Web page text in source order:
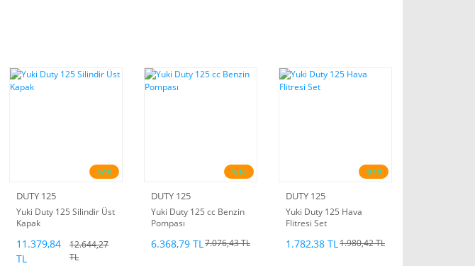
%10
DUTY 125
Yuki Duty 125 Silindir Üst
Kapak
11.379,84
TL
12.644,27
TL
%10
DUTY 125
Yuki Duty 125 cc Benzin
Pompası
6.368,79 TL 7.076,43 TL
%10
DUTY 125
Yuki Duty 125 Hava
Flitresi Set
1.782,38 TL 1.980,42 TL